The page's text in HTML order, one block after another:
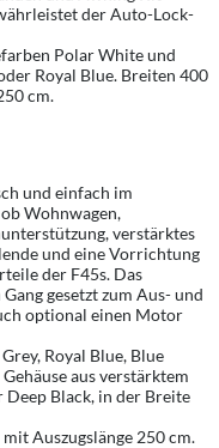
der Auto-Lock-
Polar White und
Royal Blue. Breiten 400
cm.
und einfach im
Wohnwagen,
verstärktes
und eine Vorrichtung
der F45s. Das
gesetzt zum Aus- und
optional einen Motor
Royal Blue, Blue
aus verstärktem
Black, in der Breite
Auszugslänge 250 cm.